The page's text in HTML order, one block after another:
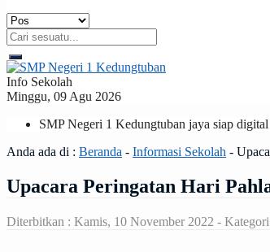
Info Sekolah
Minggu, 09 Agu 2026
SMP Negeri 1 Kedungtuban jaya siap
Anda ada di : Beranda - Informasi Sekolah -
Upacara Peringatan Hari
Diterbitkan : Kamis, 10 November 2022 -